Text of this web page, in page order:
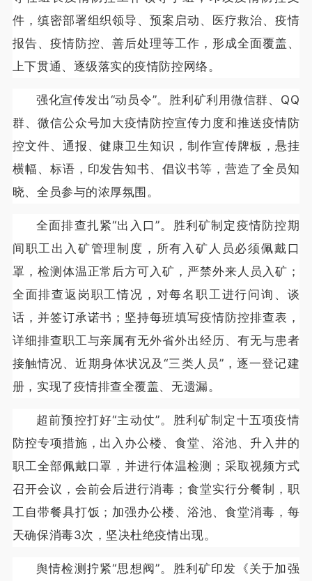
件，缜密部署组织领导、预案启动、医疗救治、疫情
报告、疫情防控、善后处理等工作，形成全面覆盖、
上下贯通、逐级落实的疫情防控网络。
强化宣传发出“动员令”。胜利矿利用微信群、QQ
群、微信公众号加大疫情防控宣传力度和推送疫情防
控文件、通报、健康卫生知识，制作宣传牌板，悬挂
横幅、标语，印发告知书、倡议书等，营造了全员知
晓、全员参与的浓厚氛围。
全面排查扎紧“出入口”。胜利矿制定疫情防控期
间职工出入矿管理制度，所有入矿人员必须佩戴口
罩，检测体温正常后方可入矿，严禁外来人员入矿；
全面排查返岗职工情况，对每名职工进行问询、谈
话，并签订承诺书；坚持每班填写疫情防控排查表，
详细排查职工与亲属有无外省外出经历、有无与患者
接触情况、近期身体状况及“三类人员”，逐一登记建
册，实现了疫情排查全覆盖、无遗漏。
超前预控打好“主动仗”。胜利矿制定十五项疫情
防控专项措施，出入办公楼、食堂、浴池、升入井的
职工全部佩戴口罩，并进行体温检测；采取视频方式
召开会议，会前会后进行消毒；食堂实行分餐制，职
工自带餐具打饭；加强办公楼、浴池、食堂消毒，每
天确保消毒3次，坚决杜绝疫情出现。
舆情检测拧紧“思想阀”。胜利矿印发《关于加强